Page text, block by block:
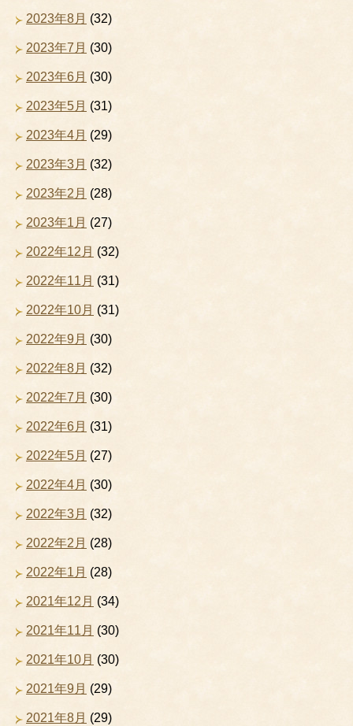
2023年8月 (32)
2023年7月 (30)
2023年6月 (30)
2023年5月 (31)
2023年4月 (29)
2023年3月 (32)
2023年2月 (28)
2023年1月 (27)
2022年12月 (32)
2022年11月 (31)
2022年10月 (31)
2022年9月 (30)
2022年8月 (32)
2022年7月 (30)
2022年6月 (31)
2022年5月 (27)
2022年4月 (30)
2022年3月 (32)
2022年2月 (28)
2022年1月 (28)
2021年12月 (34)
2021年11月 (30)
2021年10月 (30)
2021年9月 (29)
2021年8月 (29)